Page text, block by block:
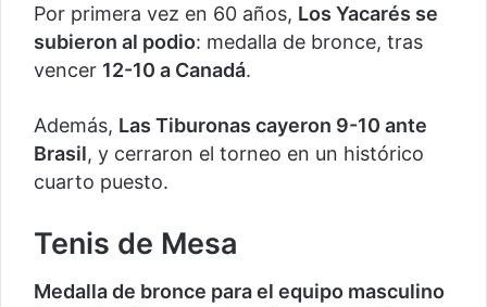
Por primera vez en 60 años, Los Yacarés se
subieron al podio: medalla de bronce, tras
vencer 12-10 a Canadá.
Además, Las Tiburonas cayeron 9-10 ante
Brasil, y cerraron el torneo en un histórico
cuarto puesto.
Tenis de Mesa
Medalla de bronce para el equipo masculino